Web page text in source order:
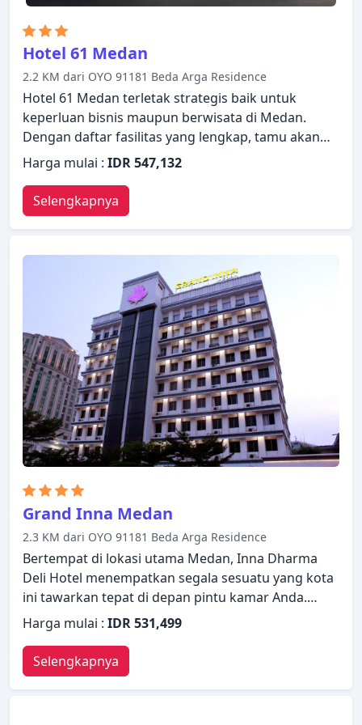
Hotel 61 Medan
2.2 KM dari OYO 91181 Beda Arga Residence
Hotel 61 Medan terletak strategis baik untuk
keperluan bisnis maupun berwisata di Medan.
Dengan daftar fasilitas yang lengkap, tamu akan
merasakan pengalaman menginap di properti yang
nyaman. Manfaatkan layanan kamar 24 jam, WiFi
gratis di semua kamar, Wi-fi di tempat umum,
parkir valet, tempat parkir mobil yang ada di
properti ini. Bersantailah di kamar Anda yang
nyaman dan beberapa kamar dilengkapi dengan
fasilitas seperti AC, brankas dalam kamar, shower,
fasilitas menyetrika. Nikmatilah ruang bermain,
sebelum masuk ke kamar untuk beristirahat
dengan nyaman. Kemudahan dan kenyamanan
membuat Hotel 61 Medan menjadi pilihan yang
sempurna sebagai tempat menginap Anda di
Medan.
Harga mulai : IDR 547,132
Selengkapnya
Grand Inna Medan
2.3 KM dari OYO 91181 Beda Arga Residence
Bertempat di lokasi utama Medan, Inna Dharma
Deli Hotel menempatkan segala sesuatu yang kota
ini tawarkan tepat di depan pintu kamar Anda.
Hotel ini menawarkan berbagai layanan dan
fasilitas yang dirancang untuk memberikan
kenyamanan dan kemudahan kepada para tamu.
Layanan kamar 24 jam, resepsionis 24 jam, fasilitas
untuk tamu dengan kebutuhan khusus, Wi-fi di
Harga mulai : IDR 531,499
Selengkapnya